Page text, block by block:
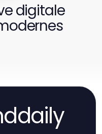
digitale